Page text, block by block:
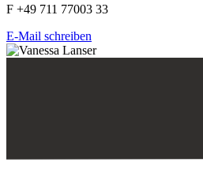
F +49 711 77003 33
E-Mail schreiben